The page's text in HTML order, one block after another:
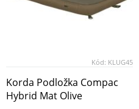
Kód: KLUG45
Korda Podložka Compac
Hybrid Mat Olive